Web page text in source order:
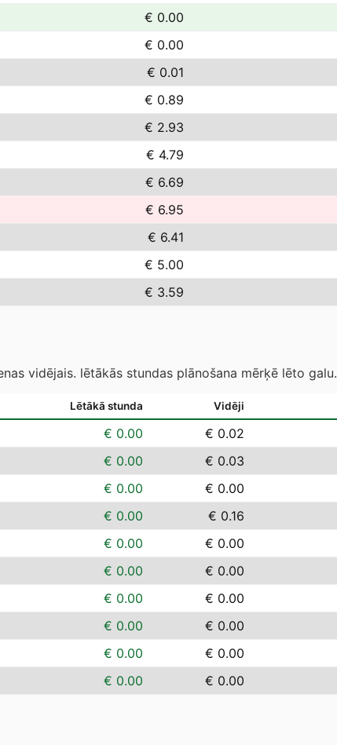
€ 0.00
€ 0.00
€ 0.01
€ 0.89
€ 2.93
€ 4.79
€ 6.69
€ 6.95
€ 6.41
€ 5.00
€ 3.59
vidējais. lētākās stundas plānošana mērķē lēto galu.
Lētākā stunda Vidēji
€ 0.00 € 0.02
€ 0.00 € 0.03
€ 0.00 € 0.00
€ 0.00 € 0.16
€ 0.00 € 0.00
€ 0.00 € 0.00
€ 0.00 € 0.00
€ 0.00 € 0.00
€ 0.00 € 0.00
€ 0.00 € 0.00